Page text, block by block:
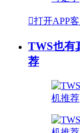
打开APP
TWS也有
荐